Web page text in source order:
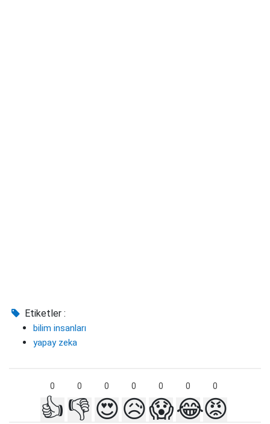
Etiketler :
bilim insanları
yapay zeka
0 0 0 0 0 0 0
👍 👎 😍😥😱😂😡